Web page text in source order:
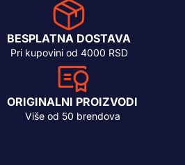
BESPLATNA DOSTAVA
Pri kupovini od 4000 RSD
ORIGINALNI PROIZVODI
Više od 50 brendova